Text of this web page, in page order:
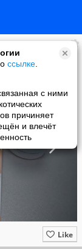
ссылке
с ними
причиняет
и влечёт
Like